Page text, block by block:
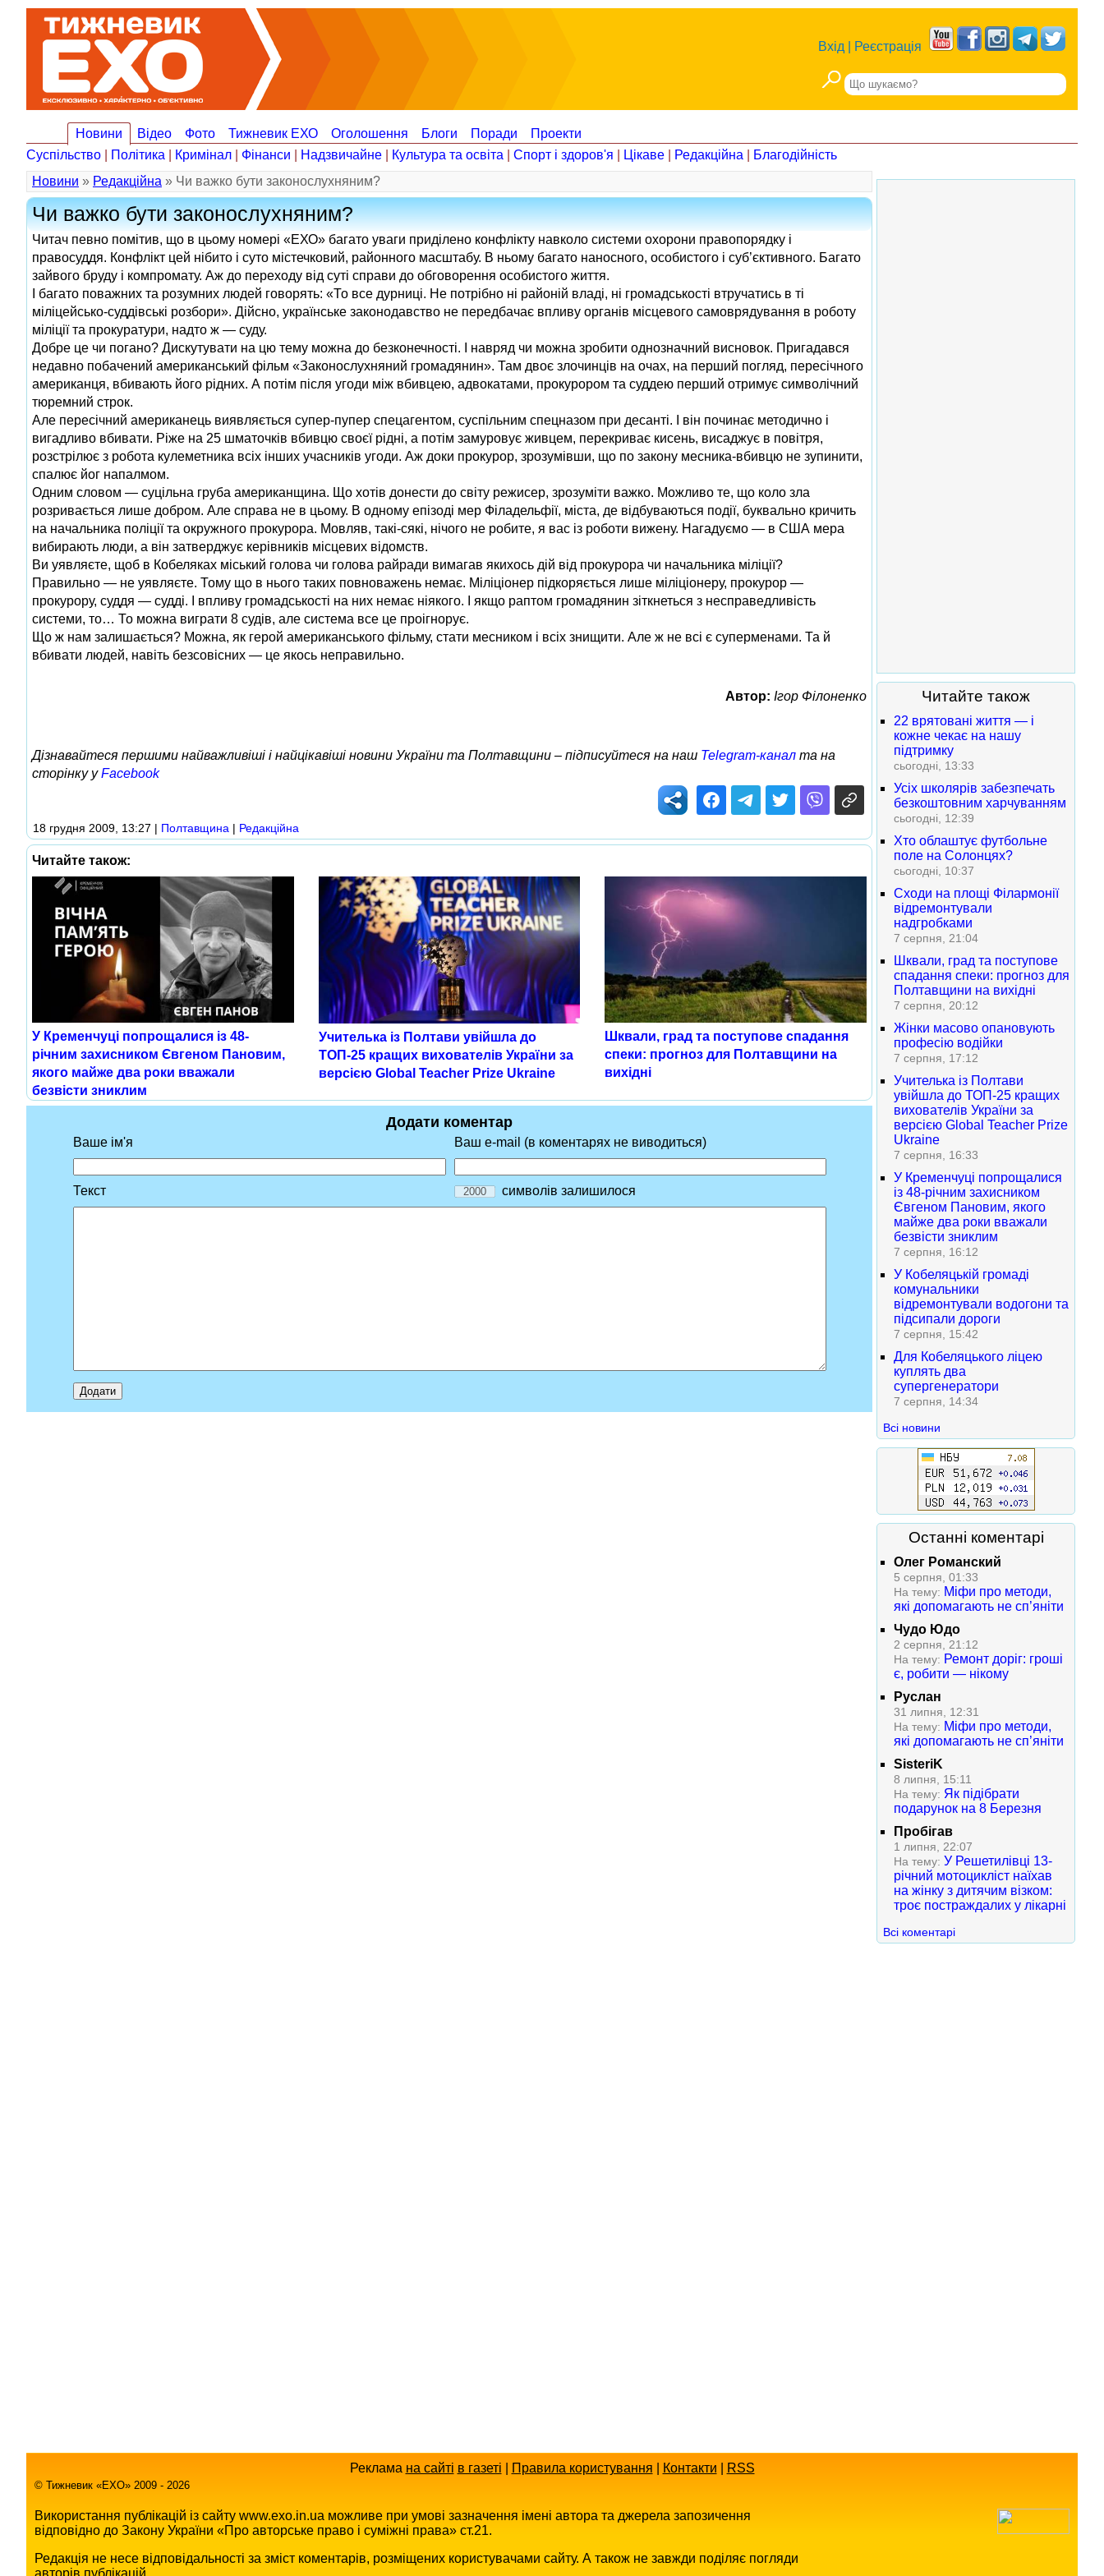
Вхід Реєстрація
Новини Відео Фото Тижневик ЕХО Оголошення Блоги Поради
Проекти
Суспільство
Політика Кримінал Фінанси Надзвичайне Культура та освіта Спорт і здоров'я Цікаве Редакційна
Благодійність
Новини » Редакційна » Чи важко бути законослухняним?
Чи важко бути законослухняним?
Читач певно помітив, що в цьому номері «ЕХО» багато уваги приділено конфлікту навколо системи охорони правопорядку і
правосуддя. Конфлікт цей нібито і суто містечковий, районного масштабу. В ньому багато наносного, особистого і суб’єктивного. Багато
зайвого бруду і компромату. Аж до переходу від суті справи до обговорення особистого життя.
І багато поважних та розумних людей говорять: «То все дурниці. Не потрібно ні районій владі, ні громадськості втручатись в ті
міліцейсько-суддівські розбори». Дійсно, українське законодавство не передбачає впливу органів місцевого самоврядування в роботу
міліції та прокуратури, надто ж — суду.
Добре це чи погано? Дискутувати на цю тему можна до безконечності. І навряд чи можна зробити однозначний висновок. Пригадався
недавно побачений американський фільм «Законослухняний громадянин». Там двоє злочинців на очах, на перший погляд, пересічного
американця, вбивають його рідних. А потім після угоди між вбивцею, адвокатами, прокурором та суддею перший отримує символічний
тюремний строк.
Але пересічний американець виявляється супер-пупер спецагентом, суспільним спецназом при десанті. І він починає методично і
вигадливо вбивати. Ріже на 25 шматочків вбивцю своєї рідні, а потім замуровує живцем, перекриває кисень, висаджує в повітря,
розстрілює з робота кулеметника всіх інших учасників угоди. Аж доки прокурор, зрозумівши, що по закону месника-вбивцю не зупинити,
спалює йог напалмом.
Одним словом — суцільна груба американщина. Що хотів донести до світу режисер, зрозуміти важко. Можливо те, що коло зла
розривається лише добром. Але справа не в цьому. В одному епізоді мер Філадельфії, міста, де відбуваються події, буквально кричить
на начальника поліції та окружного прокурора. Мовляв, такі-сякі, нічого не робите, я вас із роботи вижену. Нагадуємо — в США мера
вибирають люди, а він затверджує керівників місцевих відомств.
Ви уявляєте, щоб в Кобеляках міський голова чи голова райради вимагав якихось дій від прокурора чи начальника міліції?
Правильно — не уявляєте. Тому що в нього таких повноважень немає. Міліціонер підкоряється лише міліціонеру, прокурор —
прокурору, суддя — судді. І впливу громадськості на них немає ніякого. І якщо раптом громадянин зіткнеться з несправедливість
системи, то… То можна виграти 8 судів, але система все це проігнорує.
Що ж нам залишається? Можна, як герой американського фільму, стати месником і всіх знищити. Але ж не всі є суперменами. Та й
вбивати людей, навіть безсовісних — це якось неправильно.
Автор: Ігор Філоненко
Дізнавайтеся першими найважливіші і найцікавіші новини України та Полтавщини – підписуйтеся на наш Telegram-канал та на
сторінку уFacebook
18 грудня 2009, 13:27 | Полтавщина | Редакційна
Читайте також:
У Кременчуці попрощалися із 48-
річним захисником Євгеном Пановим,
якого майже два роки вважали
безвісти зниклим
Учителька із Полтави увійшла до
ТОП-25 кращих вихователів України за
версією Global Teacher Prize Ukraine
Шквали, град та поступове спадання
спеки: прогноз для Полтавщини на
вихідні
Додати коментар
Ваше ім'я Ваш e-mail (в коментарях не виводиться)
Текст символів залишилося
Читайте також
22 врятовані життя — і
кожне чекає на нашу
підтримку
сьогодні, 13:33
Усіх школярів забезпечать
безкоштовним харчуванням
сьогодні, 12:39
Хто облаштує футбольне
поле на Солонцях?
сьогодні, 10:37
Сходи на площі Філармонії
відремонтували
надгробками
7 серпня, 21:04
Шквали, град та поступове
спадання спеки: прогноз для
Полтавщини на вихідні
7 серпня, 20:12
Жінки масово опановують
професію водійки
7 серпня, 17:12
Учителька із Полтави
увійшла до ТОП-25 кращих
вихователів України за
версією Global Teacher Prize
Ukraine
7 серпня, 16:33
У Кременчуці попрощалися
із 48-річним захисником
Євгеном Пановим, якого
майже два роки вважали
безвісти зниклим
7 серпня, 16:12
У Кобеляцькій громаді
комунальники
відремонтували водогони та
підсипали дороги
7 серпня, 15:42
Для Кобеляцького ліцею
куплять два
супергенератори
7 серпня, 14:34
Всі новини
Останні коментарі
Олег Романский
5 серпня, 01:33
На тему: Міфи про методи,
які допомагають не сп’яніти
Чудо Юдо
2 серпня, 21:12
На тему: Ремонт доріг: гроші
є, робити — нікому
Руслан
31 липня, 12:31
На тему: Міфи про методи,
які допомагають не сп’яніти
SisteriK
8 липня, 15:11
На тему: Як підібрати
подарунок на 8 Березня
Пробігав
1 липня, 22:07
На тему: У Решетилівці 13-
річний мотоцикліст наїхав
на жінку з дитячим візком:
троє постраждалих у лікарні
Всі коментарі
Реклама на сайті в газеті Правила користування Контакти RSS
© Тижневик «EХO» 2009 - 2026
Використання публікацій із сайту www.exo.in.ua можливе при умові зазначення імені автора та джерела запозичення
відповідно до Закону України «Про авторське право і суміжні права» ст.21.
Редакція не несе відповідальності за зміст коментарів, розміщених користувачами сайту. А також не завжди поділяє погляди
авторів публікацій.